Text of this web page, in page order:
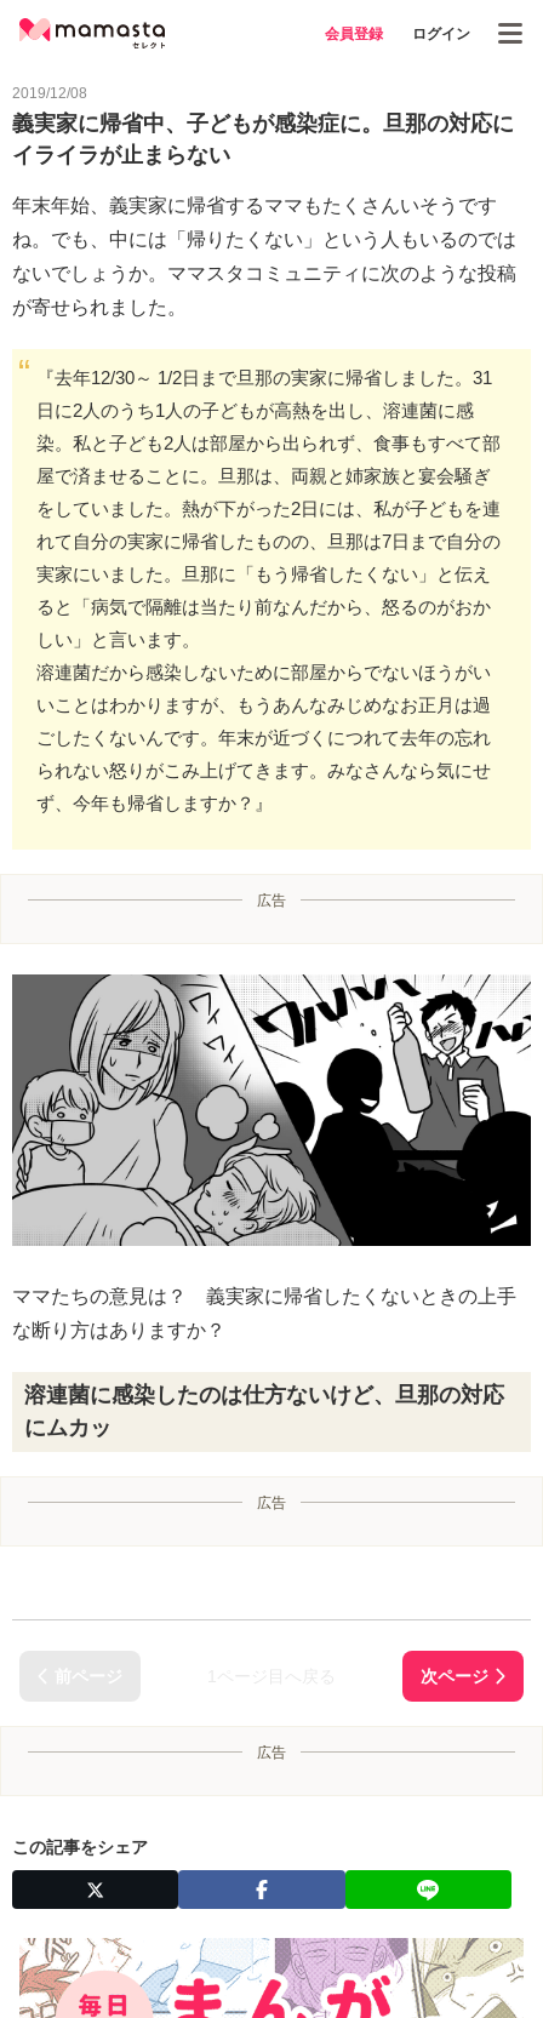
会員登録 ログイン
2019/12/08
義実家に帰省中、子どもが感染症に。旦那の対応に
イライラが止まらない
年末年始、義実家に帰省するママもたくさんいそうです
ね。でも、中には「帰りたくない」という人もいるのでは
ないでしょうか。ママスタコミュニティに次のような投稿
が寄せられました。
『去年12/30～ 1/2日まで旦那の実家に帰省しました。31
日に2人のうち1人の子どもが高熱を出し、溶連菌に感
染。私と子ども2人は部屋から出られず、食事もすべて部
屋で済ませることに。旦那は、両親と姉家族と宴会騒ぎ
をしていました。熱が下がった2日には、私が子どもを連
れて自分の実家に帰省したものの、旦那は7日まで自分の
実家にいました。旦那に「もう帰省したくない」と伝え
ると「病気で隔離は当たり前なんだから、怒るのがおか
しい」と言います。
溶連菌だから感染しないために部屋からでないほうがい
いことはわかりますが、もうあんなみじめなお正月は過
ごしたくないんです。年末が近づくにつれて去年の忘れ
られない怒りがこみ上げてきます。みなさんなら気にせ
ず、今年も帰省しますか？』
広告
ママたちの意見は？ 義実家に帰省したくないときの上手
な断り方はありますか？
溶連菌に感染したのは仕方ないけど、旦那の対応
にムカッ
広告
広告
この記事をシェア